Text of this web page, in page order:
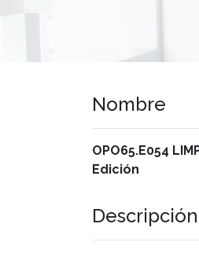
Nombre
OPO65.E054
Edición
Descripción